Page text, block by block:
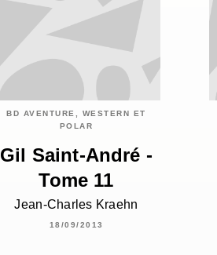
BD AVENTURE, WESTERN ET
POLAR
Gil Saint-André -
Tome 11
Jean-Charles Kraehn
18/09/2013